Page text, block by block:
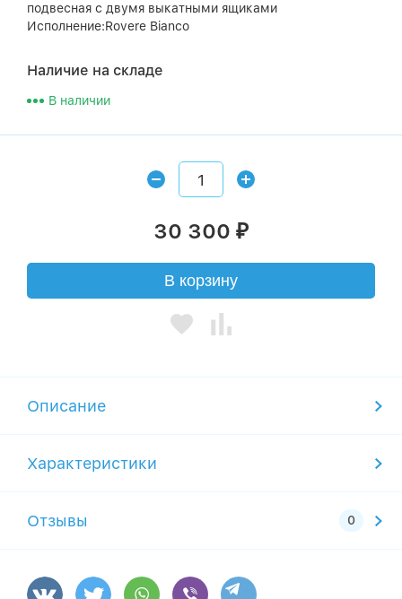
подвесная с двумя выкатными ящиками
Исполнение:Rovere Bianco
Наличие на складе
В наличии
30 300 ₽
В корзину
Описание
Характеристики
Отзывы